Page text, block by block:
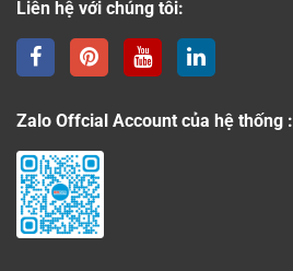
Liên hệ với chúng tôi:
Zalo Offcial Account của hệ thống :